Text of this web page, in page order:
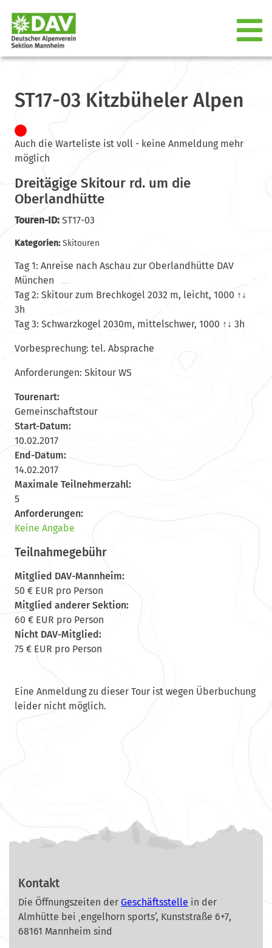
ST17-03 Kitzbüheler Alpen
Auch die Warteliste ist voll - keine Anmeldung mehr
möglich
Dreitägige Skitour rd. um die
Oberlandhütte
Touren-ID:ST17-03
Kategorien:Skitouren
Tag 1: Anreise nach Aschau zur Oberlandhütte DAV
München
Tag 2: Skitour zum Brechkogel 2032 m, leicht, 1000 ↑↓
3h
Tag 3: Schwarzkogel 2030m, mittelschwer, 1000 ↑↓ 3h
Vorbesprechung: tel. Absprache
Anforderungen: Skitour WS
Tourenart:
Gemeinschaftstour
Start-Datum:
10.02.2017
End-Datum:
14.02.2017
Maximale Teilnehmerzahl:
5
Anforderungen:
Keine Angabe
Teilnahmegebühr
Mitglied DAV-Mannheim:
50 € EUR pro Person
Mitglied anderer Sektion:
60 € EUR pro Person
Nicht DAV-Mitglied:
75 € EUR pro Person
Eine Anmeldung zu dieser Tour ist wegen Überbuchung
leider nicht möglich.
Kontakt
Die Öffnungszeiten der Geschäftsstelle in der
Almhütte bei ‚engelhorn sports‘, Kunststraße 6+7,
68161 Mannheim sind